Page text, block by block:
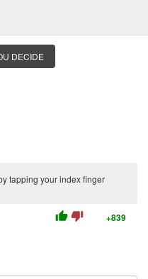
DECIDE
tapping your index finger
thumb_up thumb_down +839